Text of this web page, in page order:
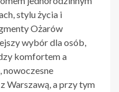
stylu życia i
Ożarów
wybór dla osób,
komfortem a
nowoczesne
Warszawą, a przy tym